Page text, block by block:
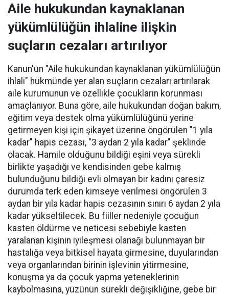
Aile hukukundan kaynaklanan
yükümlülüğün ihlaline ilişkin
suçların cezaları artırılıyor
Kanun'un "Aile hukukundan kaynaklanan yükümlülüğün
ihlali" hükmünde yer alan suçların cezaları artırılarak
aile kurumunun ve özellikle çocukların korunması
amaçlanıyor. Buna göre, aile hukukundan doğan bakım,
eğitim veya destek olma yükümlülüğünü yerine
getirmeyen kişi için şikayet üzerine öngörülen "1 yıla
kadar" hapis cezası, "3 aydan 2 yıla kadar" şeklinde
olacak. Hamile olduğunu bildiği eşini veya sürekli
birlikte yaşadığı ve kendisinden gebe kalmış
bulunduğunu bildiği evli olmayan bir kadını çaresiz
durumda terk eden kimseye verilmesi öngörülen 3
aydan bir yıla kadar hapis cezasının sınırı 6 aydan 2 yıla
kadar yükseltilecek. Bu fiiller nedeniyle çocuğun
kasten öldürme ve neticesi sebebiyle kasten
yaralanan kişinin iyileşmesi olanağı bulunmayan bir
hastalığa veya bitkisel hayata girmesine, duyularından
veya organlarından birinin işlevinin yitirmesine,
konuşma ya da çocuk yapma yeteneklerinin
kaybolmasına, yüzünün sürekli değişikliğine, gebe bir